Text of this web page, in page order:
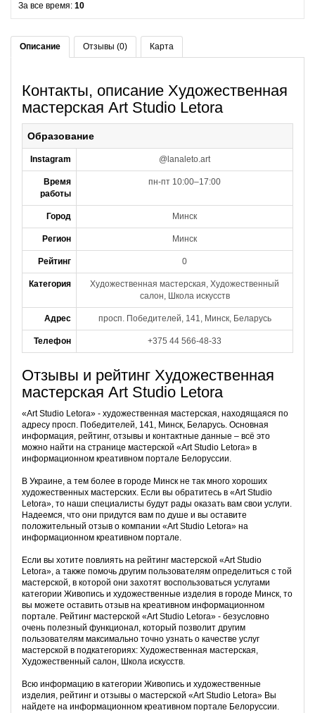
За все время: 10
Описание Отзывы (0) Карта
Контакты, описание Художественная
мастерская Art Studio Letora
Образование
Instagram @lanaleto.art
Время
работы
пн-пт 10:00–17:00
Город Минск
Регион Минск
Рейтинг 0
Категория
Художественная мастерская, Художественный
салон, Школа искусств
Адрес просп. Победителей, 141, Минск, Беларусь
Телефон +375 44 566-48-33
Отзывы и рейтинг Художественная
мастерская Art Studio Letora
«Art Studio Letora» - художественная мастерская, находящаяся по
адресу просп. Победителей, 141, Минск, Беларусь. Основная
информация, рейтинг, отзывы и контактные данные – всё это
можно найти на странице мастерской «Art Studio Letora» в
информационном креативном портале Белоруссии.
В Украине, а тем более в городе Минск не так много хороших
художественных мастерских. Если вы обратитесь в «Art Studio
Letora», то наши специалисты будут рады оказать вам свои услуги.
Надеемся, что они придутся вам по душе и вы оставите
положительный отзыв о компании «Art Studio Letora» на
информационном креативном портале.
Если вы хотите повлиять на рейтинг мастерской «Art Studio
Letora», а также помочь другим пользователям определиться с той
мастерской, в которой они захотят воспользоваться услугами
категории Живопись и художественные изделия в городе Минск, то
вы можете оставить отзыв на креативном информационном
портале. Рейтинг мастерской «Art Studio Letora» - безусловно
очень полезный функционал, который позволит другим
пользователям максимально точно узнать о качестве услуг
мастерской в подкатегориях: Художественная мастерская,
Художественный салон, Школа искусств.
Всю информацию в категории Живопись и художественные
изделия, рейтинг и отзывы о мастерской «Art Studio Letora» Вы
найдете на информационном креативном портале Белоруссии.